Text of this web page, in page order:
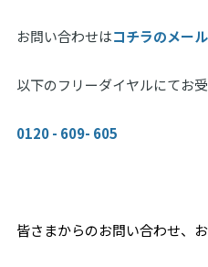
お問い合わせはコチラのメー
以下のフリーダイヤルにてお受
0120 - 609- 605
皆さまからのお問い合わせ、